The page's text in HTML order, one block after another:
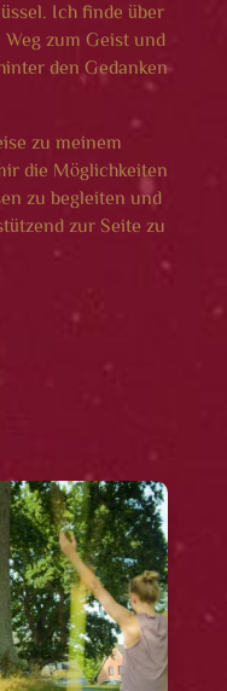
Ich finde über
zum Geist und
den Gedanken
zu meinem
die Möglichkeiten
zu begleiten und
zur Seite zu